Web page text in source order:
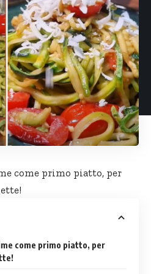
come primo piatto, per
come primo piatto, per